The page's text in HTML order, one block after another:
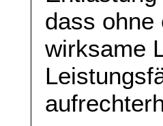
dass ohne
wirksame